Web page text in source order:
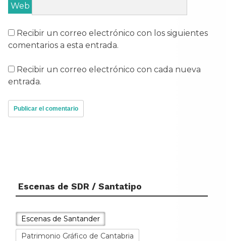
Web
Recibir un correo electrónico con los siguientes
comentarios a esta entrada.
Recibir un correo electrónico con cada nueva
entrada.
Escenas de SDR / Santatipo
Escenas de Santander
Patrimonio Gráfico de Cantabria